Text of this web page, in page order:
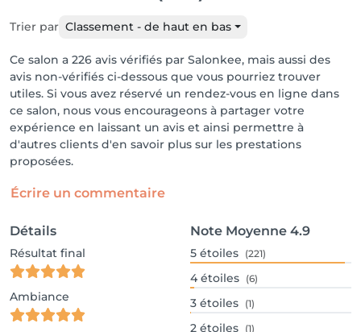
Trier par Classement - de haut en bas
Ce salon a 226 avis vérifiés par Salonkee, mais aussi des
avis non-vérifiés ci-dessous que vous pourriez trouver
utiles. Si vous avez réservé un rendez-vous en ligne dans
ce salon, nous vous encourageons à partager votre
expérience en laissant un avis et ainsi permettre à
d'autres clients d'en savoir plus sur les prestations
proposées.
Écrire un commentaire
Détails
Résultat final
Ambiance
Note Moyenne 4.9
5 étoiles (221)
4 étoiles (6)
3 étoiles (1)
2 étoiles (1)